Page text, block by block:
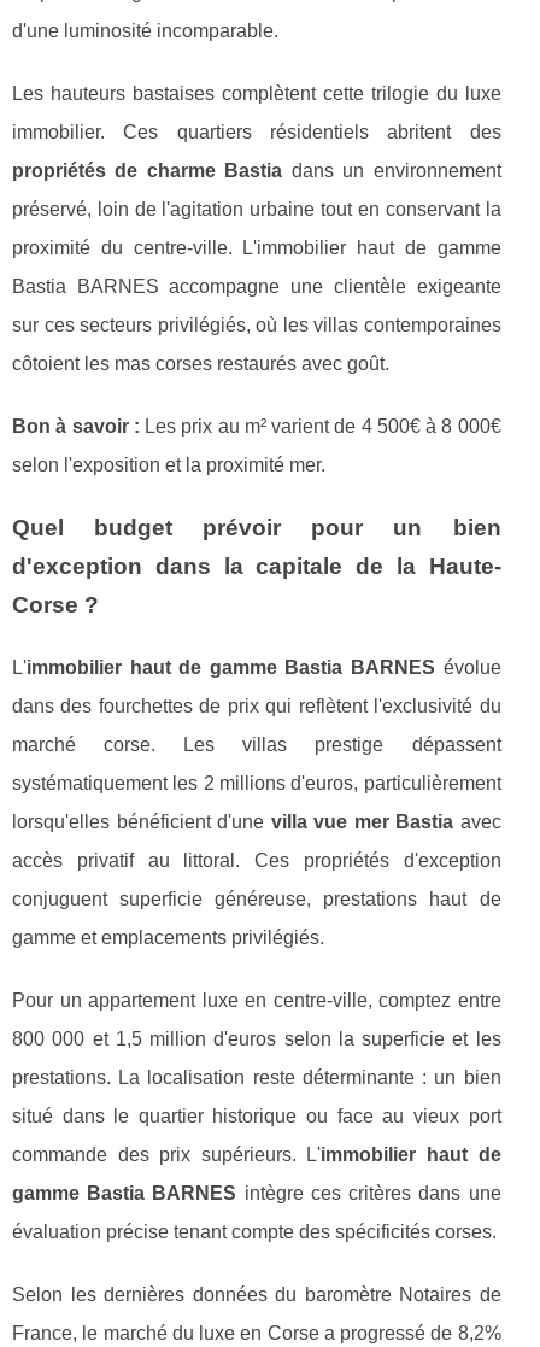
d'une luminosité incomparable.
Les hauteurs bastaises complètent cette trilogie du luxe
immobilier. Ces quartiers résidentiels abritent des
propriétés de charme Bastia dans un environnement
préservé, loin de l'agitation urbaine tout en conservant la
proximité du centre-ville. L'immobilier haut de gamme
Bastia BARNES accompagne une clientèle exigeante
sur ces secteurs privilégiés, où les villas contemporaines
côtoient les mas corses restaurés avec goût.
Bon à savoir : Les prix au m² varient de 4 500€ à 8 000€
selon l'exposition et la proximité mer.
Quel budget prévoir pour un bien
d'exception dans la capitale de la Haute-
Corse ?
L'immobilier haut de gamme Bastia BARNES évolue
dans des fourchettes de prix qui reflètent l'exclusivité du
marché corse. Les villas prestige dépassent
systématiquement les 2 millions d'euros, particulièrement
lorsqu'elles bénéficient d'une villa vue mer Bastia avec
accès privatif au littoral. Ces propriétés d'exception
conjuguent superficie généreuse, prestations haut de
gamme et emplacements privilégiés.
Pour un appartement luxe en centre-ville, comptez entre
800 000 et 1,5 million d'euros selon la superficie et les
prestations. La localisation reste déterminante : un bien
situé dans le quartier historique ou face au vieux port
commande des prix supérieurs. L'immobilier haut de
gamme Bastia BARNES intègre ces critères dans une
évaluation précise tenant compte des spécificités corses.
Selon les dernières données du baromètre Notaires de
France, le marché du luxe en Corse a progressé de 8,2%